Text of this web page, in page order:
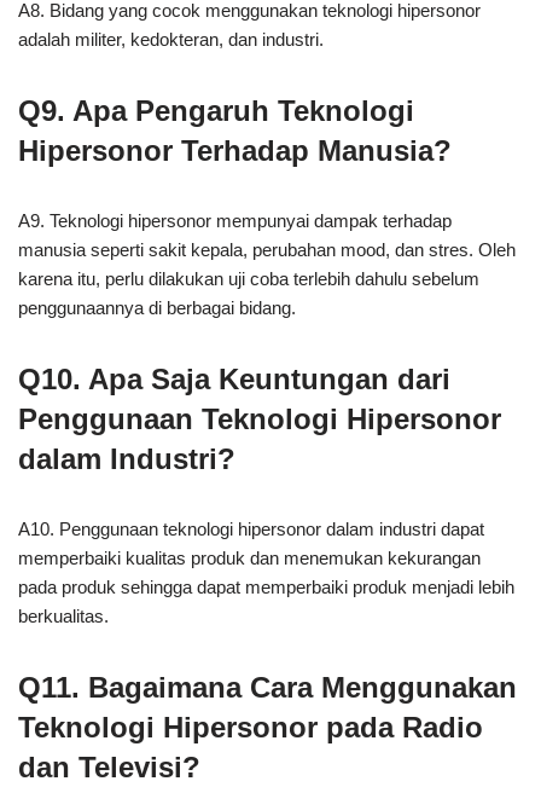
A8. Bidang yang cocok menggunakan teknologi hipersonor
adalah militer, kedokteran, dan industri.
Q9. Apa Pengaruh Teknologi
Hipersonor Terhadap Manusia?
A9. Teknologi hipersonor mempunyai dampak terhadap
manusia seperti sakit kepala, perubahan mood, dan stres. Oleh
karena itu, perlu dilakukan uji coba terlebih dahulu sebelum
penggunaannya di berbagai bidang.
Q10. Apa Saja Keuntungan dari
Penggunaan Teknologi Hipersonor
dalam Industri?
A10. Penggunaan teknologi hipersonor dalam industri dapat
memperbaiki kualitas produk dan menemukan kekurangan
pada produk sehingga dapat memperbaiki produk menjadi lebih
berkualitas.
Q11. Bagaimana Cara Menggunakan
Teknologi Hipersonor pada Radio
dan Televisi?